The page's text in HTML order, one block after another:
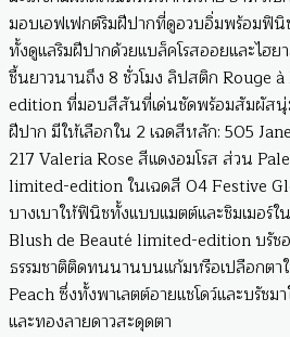
มอบเอฟเฟกต์ริมฝีปากที่ดูอวบอิ่มพร้อมฟิ
ทั้งดูแลริมฝีปากด้วยแบล็คโรสออยและไฮ
ชื้นยาวนานถึง 8 ชั่วโมง ลิปสติก Rouge
edition ที่มอบสีสันที่เด่นชัดพร้อมสัมผัส
ฝีปาก มีให้เลือกใน 2 เฉดสีหลัก: 505
217 Valeria Rose สีแดงอมโรส ส่วน
limited-edition ในเฉดสี 04 Festive
บางเบาให้ฟินิชทั้งแบบแมตต์และชิมเมอร์ใ
Blush de Beauté limited-edition บรั
ธรรมชาติติดทนนานบนแก้มหรือเปลือกตา
Peach ซึ่งทั้งพาเลตต์อายแชโดว์และบรัช
และทองลายดาวสะดุดตา